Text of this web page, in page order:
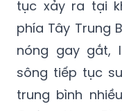
Theo dự báo
văn, thời gian
tục xảy ra tại
phía Tây Trung
nóng gay gắt,